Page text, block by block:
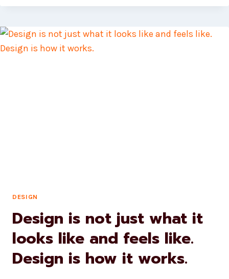
ARE
THE
DETAILS.
DESIGN
Design is not just what it
looks like and feels like.
Design is how it works.